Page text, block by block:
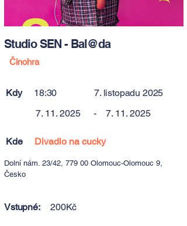
Studio SEN - Bal@da
Činohra
Kdy 18:30
7. listopadu 2025
7. 11. 2025
- 7. 11. 2025
Kde Divadlo na cucky
Dolní nám. 23/42, 779 00 Olomouc-Olomouc 9,
Česko
Vstupné: 200Kč